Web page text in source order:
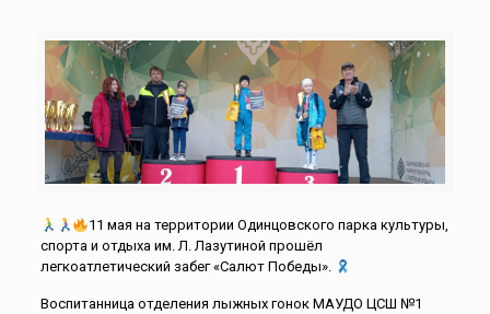
11 мая на территории Одинцовского парка культуры,
спорта и отдыха им. Л. Лазутиной прошёл
легкоатлетический забег «Салют Победы».
Воспитанница отделения лыжных гонок МАУДО ЦСШ №1